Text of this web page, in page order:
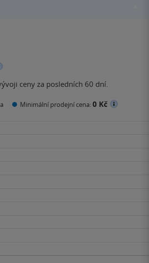
ceny za posledních 60 dní.
Minimální prodejní cena:0 Kč